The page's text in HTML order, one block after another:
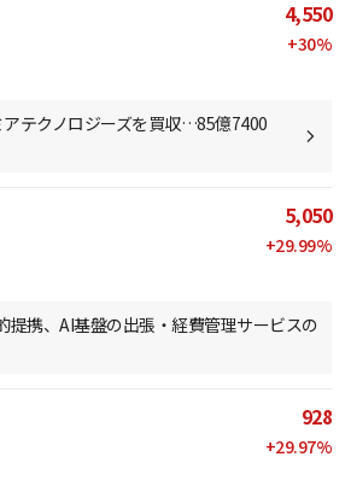
4,550
+30%
アテクノロジーズを買収…85億7400
5,050
+29.99%
提携、AI基盤の出張・経費管理サービスの
928
+29.97%